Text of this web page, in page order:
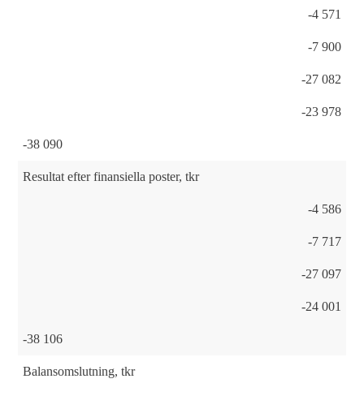
-4 571
-7 900
-27 082
-23 978
-38 090
Resultat efter finansiella poster, tkr
-4 586
-7 717
-27 097
-24 001
-38 106
Balansomslutning, tkr